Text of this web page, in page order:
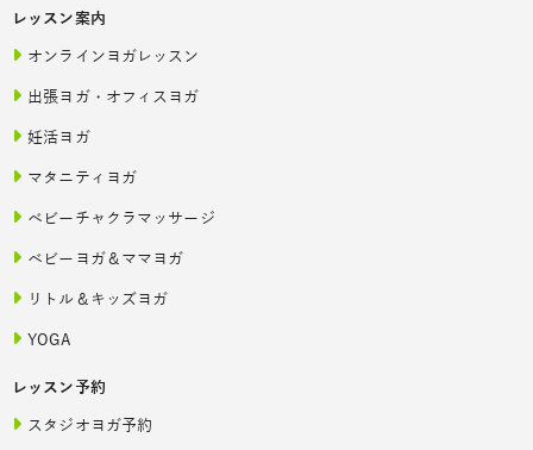
レッスン案内
オンラインヨガレッスン
出張ヨガ・オフィスヨガ
妊活ヨガ
マタニティヨガ
ベビーチャクラマッサージ
ベビーヨガ＆ママヨガ
リトル＆キッズヨガ
YOGA
レッスン予約
スタジオヨガ予約